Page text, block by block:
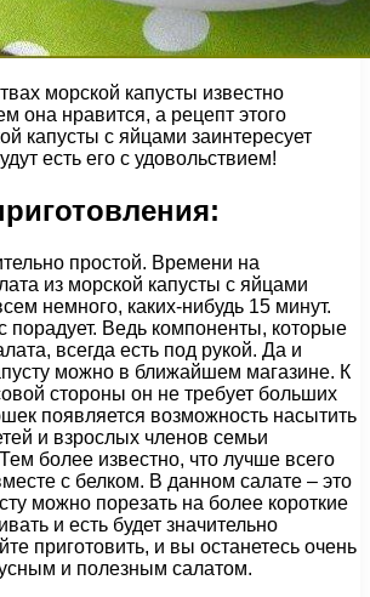
морской капусты известно
она нравится, а рецепт этого
капусты с яйцами заинтересует
есть его с удовольствием!
простой. Времени на
из морской капусты с яйцами
немного, каких-нибудь 15 минут.
порадует. Ведь компоненты, которые
всегда есть под рукой. Да и
можно в ближайшем магазине. К
стороны он не требует больших
появляется возможность насытить
и взрослых членов семьи
более известно, что лучше всего
с белком. В данном салате – это
можно порезать на более короткие
и есть будет значительно
приготовить, и вы останетесь очень
и полезным салатом.